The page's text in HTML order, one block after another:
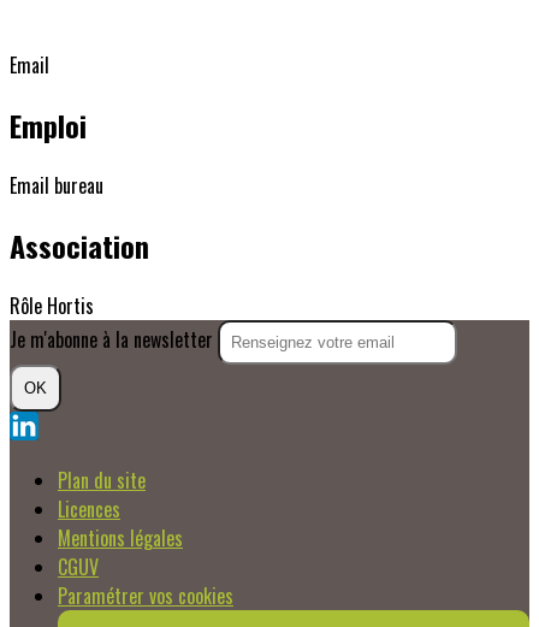
Email
Emploi
Email bureau
Association
Rôle Hortis
Je m'abonne à la newsletter
OK
Plan du site
Licences
Mentions légales
CGUV
Paramétrer vos cookies